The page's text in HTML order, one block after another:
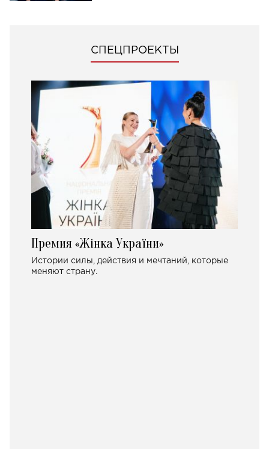
СПЕЦПРОЕКТЫ
Премия «Жінка України»
Истории силы, действия и мечтаний, которые
меняют страну.